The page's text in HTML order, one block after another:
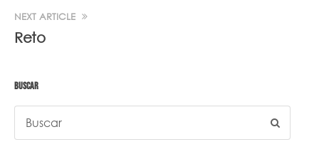
NEXT ARTICLE
Reto
BUSCAR